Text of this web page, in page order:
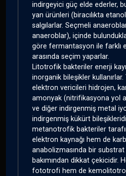
indirgeyici güç elde ederler,
yan ürünleri (biracılıkta
salgılarlar. Seçmeli
anaeroblar), içinde
göre fermantasyon ile farklı
arasında seçim yaparlar.
Litotrofik bakteriler enerji
inorganik bileşikler kullanırlar.
elektron vericileri hidrojen,
amonyak (nitrifikasyona yol
ve diğer indirgenmiş metal
indirgenmiş kükürt
metanotrofik bakteriler
elektron kaynağı hem de
anabolizmasında bir substrat
bakımından dikkat çekicidir.
fototrofi hem de